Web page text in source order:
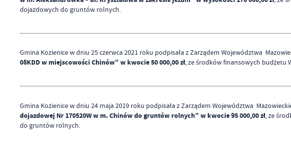
dojazdowych do gruntów rolnych.
Gmina Kozienice w dniu 25 czerwca 2021 roku podpisała z Zarządem Województwa
08KDD w miejscowości Chinów” w kwocie 50 000,00 zł, ze środków finansowych budżetu
Gmina Kozienice w dniu 24 maja 2019 roku podpisała z Zarządem Województwa
dojazdowej Nr 170520W w m. Chinów do gruntów rolnych” w kwocie 95 000,00 zł, ze
do gruntów rolnych.